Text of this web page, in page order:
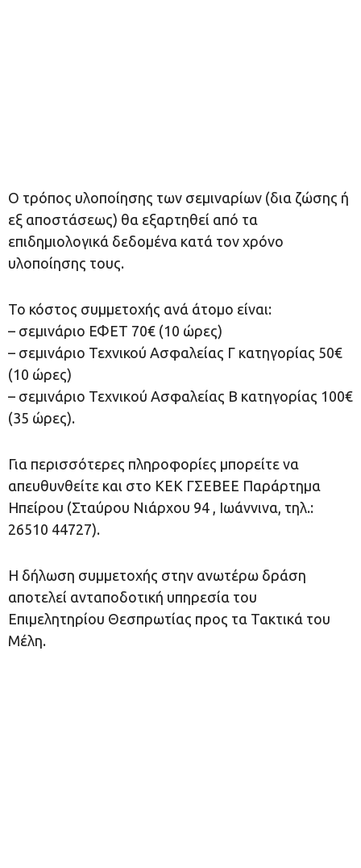
Ο τρόπος υλοποίησης των σεμιναρίων (δια ζώσης ή
εξ αποστάσεως) θα εξαρτηθεί από τα
επιδημιολογικά δεδομένα κατά τον χρόνο
υλοποίησης τους.
Το κόστος συμμετοχής ανά άτομο είναι:
– σεμινάριο ΕΦΕΤ 70€ (10 ώρες)
– σεμινάριο Τεχνικού Ασφαλείας Γ κατηγορίας 50€
(10 ώρες)
– σεμινάριο Τεχνικoύ Ασφαλείας Β κατηγορίας 100€
(35 ώρες).
Για περισσότερες πληροφορίες μπορείτε να
απευθυνθείτε και στο ΚΕΚ ΓΣΕΒΕΕ Παράρτημα
Ηπείρου (Σταύρου Νιάρχου 94 , Ιωάννινα, τηλ.:
26510 44727).
Η δήλωση συμμετοχής στην ανωτέρω δράση
αποτελεί ανταποδοτική υπηρεσία του
Επιμελητηρίου Θεσπρωτίας προς τα Τακτικά του
Μέλη.